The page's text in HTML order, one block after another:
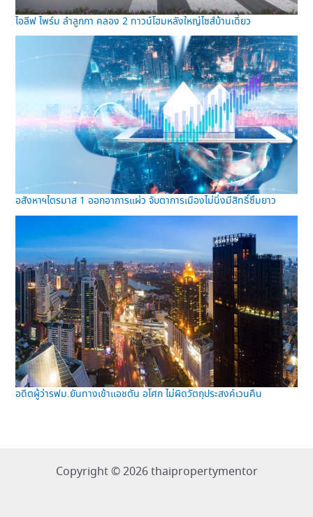
ไอลีฟ ไพร์ม ลำลูกกา คลอง 2 ทาวน์โฮมหลังใหญ่ไซส์บ้านเดี่ยว
อสังหาฯไตรมาส 1 ออกอาการแผ่ว จับตาการเมืองไม่นิ่งมีสิทธิ์ซึมยาว
อดีตผู้ว่ารฟม.ยันทางเข้าแอชตัน อโศก ไม่ผิดวัตถุประสงค์เวนคืน
Copyright © 2026 thaipropertymentor